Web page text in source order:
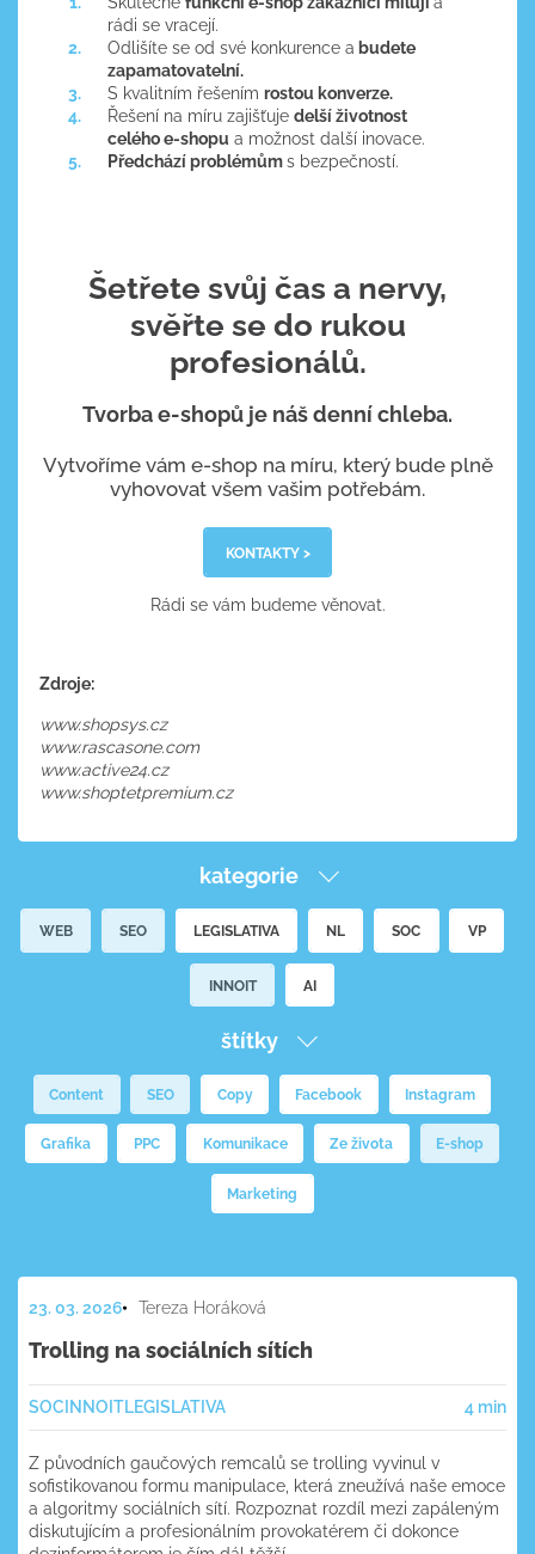
rádi se vracejí.
Odlišíte se od své konkurence a budete
zapamatovatelní.
S kvalitním řešenímrostou konverze.
Řešení na míru zajišťujedelší životnost
celého e-shopu a možnost další inovace.
Předchází problémůms bezpečností.
Šetřete svůj čas a nervy,
svěřte se do rukou
profesionálů.
Tvorba e-shopů je náš denní chleba.
Vytvoříme vám e-shop na míru, který bude plně
vyhovovat všem vašim potřebám.
KONTAKTY >
Rádi se vám budeme věnovat.
Zdroje:
www.shopsys.cz
www.rascasone.com
www.active24.cz
www.shoptetpremium.cz
23. 03. 2026 Tereza Horáková
Trolling na sociálních sítích
SOC INNOITLEGISLATIVA 4 min
Z původních gaučových remcalů se trolling vyvinul v
sofistikovanou formu manipulace, která zneužívá naše emoce
a algoritmy sociálních sítí. Rozpoznat rozdíl mezi zapáleným
diskutujícím a profesionálním provokatérem či dokonce
kategorie
WEB SEO LEGISLATIVA NL SOC VP
INNOIT AI
štítky
Content SEO Copy Facebook Instagram
Grafika PPC Komunikace Ze života E-shop
Marketing